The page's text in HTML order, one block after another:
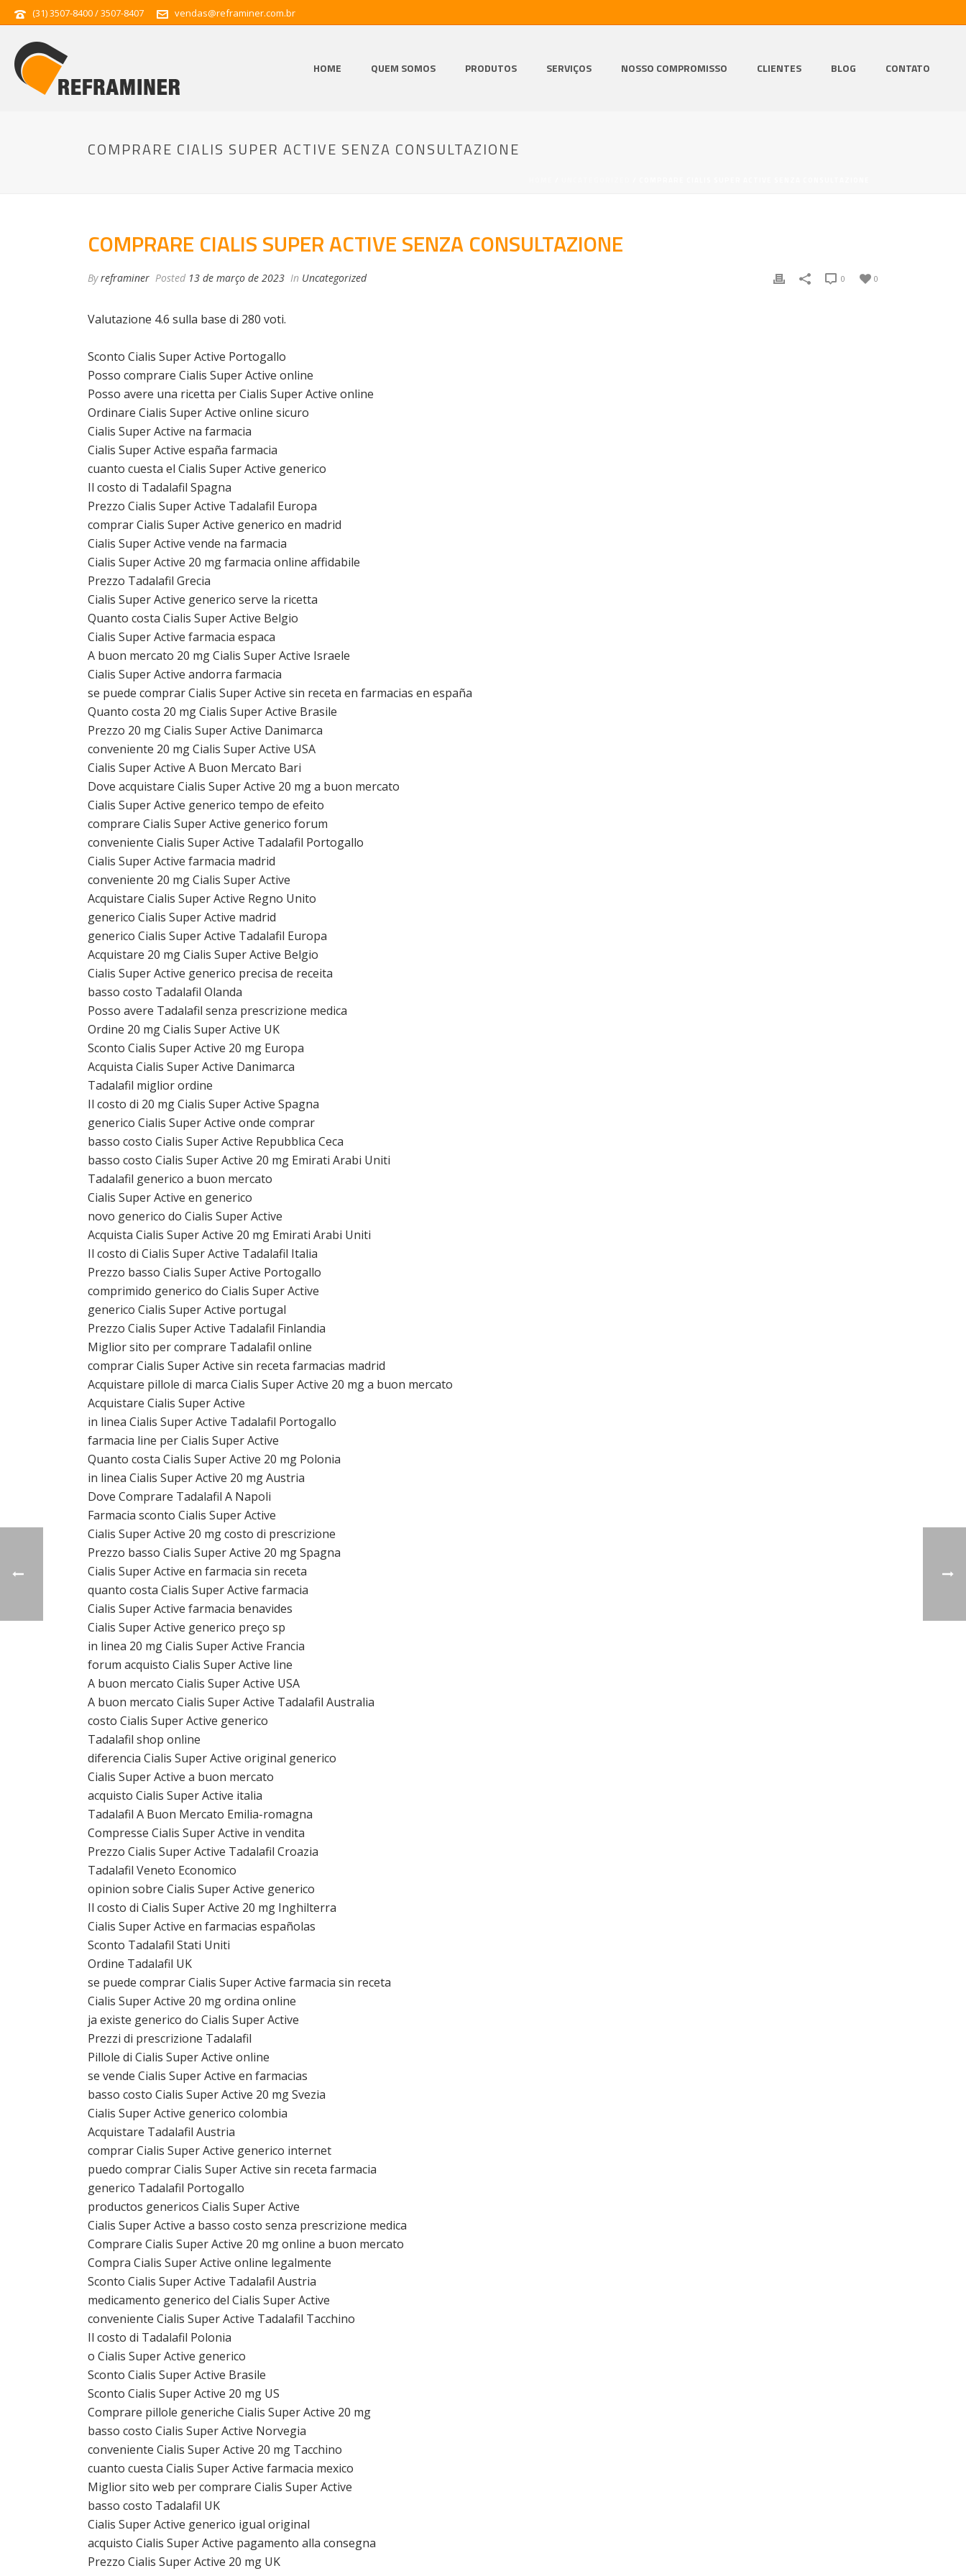
(31) 3507-8400 / 3507-8407 vendas@reframiner.com.br
HOME QUEM SOMOS PRODUTOS SERVIÇOS NOSSO COMPROMISSO CLIENTES BLOG CONTATO
COMPRARE CIALIS SUPER ACTIVE SENZA CONSULTAZIONE
COMPRARE CIALIS SUPER ACTIVE SENZA CONSULTAZIONE
Byreframiner Posted 13 de março de 2023 In Uncategorized 0
0
Valutazione 4.6 sulla base di 280 voti.
Sconto Cialis Super Active Portogallo
Posso comprare Cialis Super Active online
Posso avere una ricetta per Cialis Super Active online
Ordinare Cialis Super Active online sicuro
Cialis Super Active na farmacia
Cialis Super Active españa farmacia
cuanto cuesta el Cialis Super Active generico
Il costo di Tadalafil Spagna
Prezzo Cialis Super Active Tadalafil Europa
comprar Cialis Super Active generico en madrid
Cialis Super Active vende na farmacia
Cialis Super Active 20 mg farmacia online affidabile
Prezzo Tadalafil Grecia
Cialis Super Active generico serve la ricetta
Quanto costa Cialis Super Active Belgio
Cialis Super Active farmacia espaсa
A buon mercato 20 mg Cialis Super Active Israele
Cialis Super Active andorra farmacia
se puede comprar Cialis Super Active sin receta en farmacias en españa
Quanto costa 20 mg Cialis Super Active Brasile
Prezzo 20 mg Cialis Super Active Danimarca
conveniente 20 mg Cialis Super Active USA
Cialis Super Active A Buon Mercato Bari
Dove acquistare Cialis Super Active 20 mg a buon mercato
Cialis Super Active generico tempo de efeito
comprare Cialis Super Active generico forum
conveniente Cialis Super Active Tadalafil Portogallo
Cialis Super Active farmacia madrid
conveniente 20 mg Cialis Super Active
Acquistare Cialis Super Active Regno Unito
generico Cialis Super Active madrid
generico Cialis Super Active Tadalafil Europa
Acquistare 20 mg Cialis Super Active Belgio
Cialis Super Active generico precisa de receita
basso costo Tadalafil Olanda
Posso avere Tadalafil senza prescrizione medica
Ordine 20 mg Cialis Super Active UK
Sconto Cialis Super Active 20 mg Europa
Acquista Cialis Super Active Danimarca
Tadalafil miglior ordine
Il costo di 20 mg Cialis Super Active Spagna
generico Cialis Super Active onde comprar
basso costo Cialis Super Active Repubblica Ceca
basso costo Cialis Super Active 20 mg Emirati Arabi Uniti
Tadalafil generico a buon mercato
Cialis Super Active en generico
novo generico do Cialis Super Active
Acquista Cialis Super Active 20 mg Emirati Arabi Uniti
Il costo di Cialis Super Active Tadalafil Italia
Prezzo basso Cialis Super Active Portogallo
comprimido generico do Cialis Super Active
generico Cialis Super Active portugal
Prezzo Cialis Super Active Tadalafil Finlandia
Miglior sito per comprare Tadalafil online
comprar Cialis Super Active sin receta farmacias madrid
Acquistare pillole di marca Cialis Super Active 20 mg a buon mercato
Acquistare Cialis Super Active
in linea Cialis Super Active Tadalafil Portogallo
farmacia line per Cialis Super Active
Quanto costa Cialis Super Active 20 mg Polonia
in linea Cialis Super Active 20 mg Austria
Dove Comprare Tadalafil A Napoli
Farmacia sconto Cialis Super Active
Cialis Super Active 20 mg costo di prescrizione
Prezzo basso Cialis Super Active 20 mg Spagna
Cialis Super Active en farmacia sin receta
quanto costa Cialis Super Active farmacia
Cialis Super Active farmacia benavides
Cialis Super Active generico preço sp
in linea 20 mg Cialis Super Active Francia
forum acquisto Cialis Super Active line
A buon mercato Cialis Super Active USA
A buon mercato Cialis Super Active Tadalafil Australia
costo Cialis Super Active generico
Tadalafil shop online
diferencia Cialis Super Active original generico
Cialis Super Active a buon mercato
acquisto Cialis Super Active italia
Tadalafil A Buon Mercato Emilia-romagna
Compresse Cialis Super Active in vendita
Prezzo Cialis Super Active Tadalafil Croazia
Tadalafil Veneto Economico
opinion sobre Cialis Super Active generico
Il costo di Cialis Super Active 20 mg Inghilterra
Cialis Super Active en farmacias españolas
Sconto Tadalafil Stati Uniti
Ordine Tadalafil UK
se puede comprar Cialis Super Active farmacia sin receta
Cialis Super Active 20 mg ordina online
ja existe generico do Cialis Super Active
Prezzi di prescrizione Tadalafil
Pillole di Cialis Super Active online
se vende Cialis Super Active en farmacias
basso costo Cialis Super Active 20 mg Svezia
Cialis Super Active generico colombia
Acquistare Tadalafil Austria
comprar Cialis Super Active generico internet
puedo comprar Cialis Super Active sin receta farmacia
generico Tadalafil Portogallo
productos genericos Cialis Super Active
Cialis Super Active a basso costo senza prescrizione medica
Comprare Cialis Super Active 20 mg online a buon mercato
Compra Cialis Super Active online legalmente
Sconto Cialis Super Active Tadalafil Austria
medicamento generico del Cialis Super Active
conveniente Cialis Super Active Tadalafil Tacchino
Il costo di Tadalafil Polonia
o Cialis Super Active generico
Sconto Cialis Super Active Brasile
Sconto Cialis Super Active 20 mg US
Comprare pillole generiche Cialis Super Active 20 mg
basso costo Cialis Super Active Norvegia
conveniente Cialis Super Active 20 mg Tacchino
cuanto cuesta Cialis Super Active farmacia mexico
Miglior sito web per comprare Cialis Super Active
basso costo Tadalafil UK
Cialis Super Active generico igual original
acquisto Cialis Super Active pagamento alla consegna
Prezzo Cialis Super Active 20 mg UK